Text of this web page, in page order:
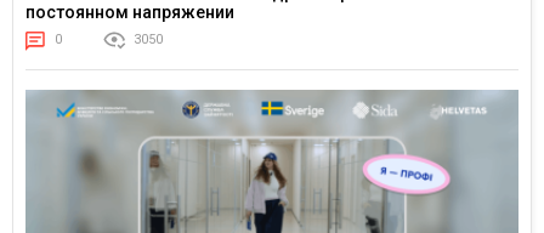
постоянном напряжении
0 3050